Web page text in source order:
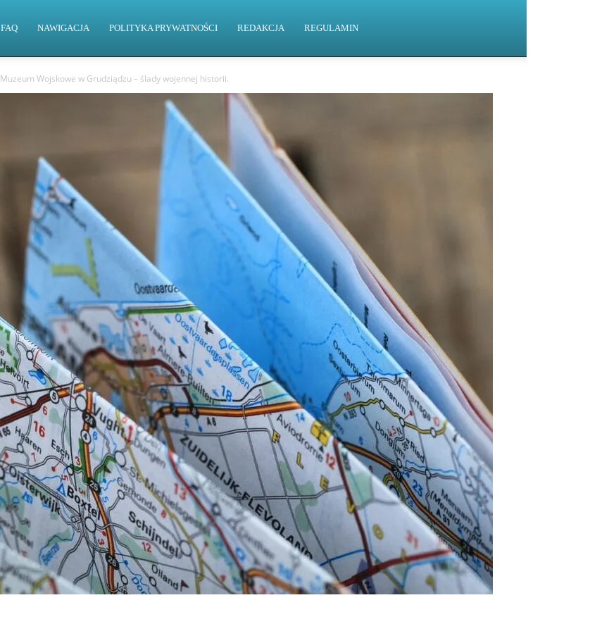
FAQ NAWIGACJA POLITYKA PRYWATNOŚCI REDAKCJA REGULAMIN
Muzeum Wojskowe w Grudziądzu – ślady wojennej historii.